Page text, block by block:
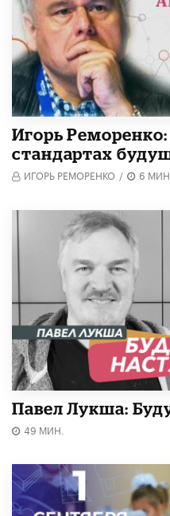
Игорь
стандартах
ИГОРЬ РЕМОРЕНКО / 6 МИН.
Павел Лукша:
49 МИН.